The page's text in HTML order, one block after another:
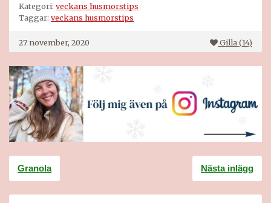
Kategori: veckans husmorstips
Taggar: veckans husmorstips
27 november, 2020 Gilla (14)
Inläggsnavigering
Granola Nästa inlägg